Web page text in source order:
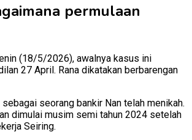
permulaan
(18/5/2026), awalnya kasus ini
27 April. Rana dikatakan berbarengan
sebagai seorang bankir Nan telah menikah.
dimulai musim semi tahun 2024 setelah
Seiring.